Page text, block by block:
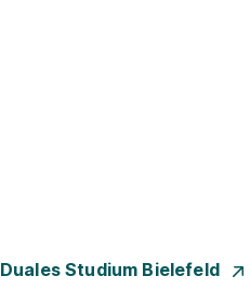
Duales Studium Bielefeld